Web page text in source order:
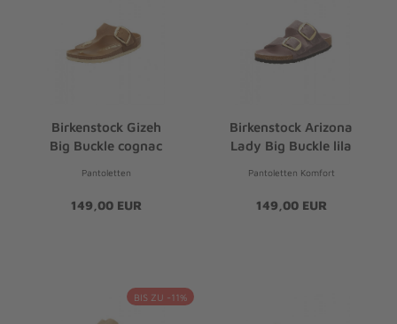
Birkenstock Gizeh
Big Buckle cognac
Pantoletten
149,00 EUR
Birkenstock Arizona
Lady Big Buckle lila
Pantoletten Komfort
149,00 EUR
BIS ZU -11%